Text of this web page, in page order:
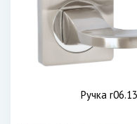
Ручка